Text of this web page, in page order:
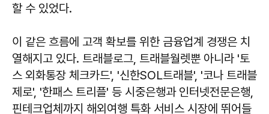
할 수 있었다.
이 같은 흐름에 고객 확보를 위한 금융업계 경쟁은 치
열해지고 있다. 트래블로그, 트래블월렛뿐 아니라 '토
스 외화통장 체크카드', '신한SOL트래블', '코나 트래블
제로', '한패스 트리플' 등 시중은행과 인터넷전문은행,
핀테크업체까지 해외여행 특화 서비스 시장에 뛰어들